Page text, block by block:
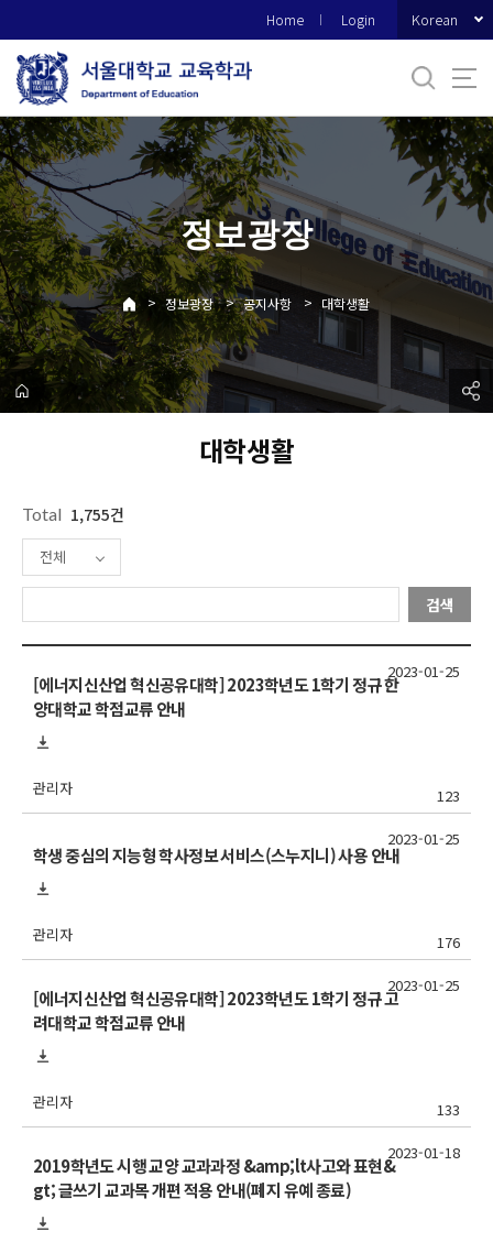
로
메
뉴
Home Login Korean
정보광장
> 정보광장 > 공지사항 > 대학생활
대학생활
Total 1,755건
전체
검색
[에너지신산업 혁신공유대학] 2023학년도 1학기 정규 한
양대학교 학점교류 안내
관리자 123
2023-01-25
학생 중심의 지능형 학사정보 서비스(스누지니) 사용 안내
관리자 176
2023-01-25
[에너지신산업 혁신공유대학] 2023학년도 1학기 정규 고
려대학교 학점교류 안내
관리자 133
2023-01-25
2019학년도 시행 교양 교과과정 &amp;lt사고와 표현&
gt; 글쓰기 교과목 개편 적용 안내(폐지 유예 종료)
2023-01-18